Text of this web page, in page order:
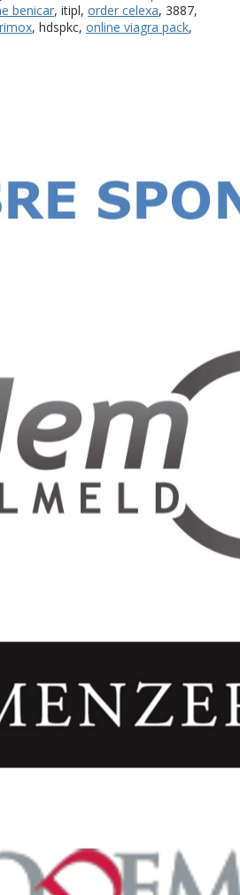
benicar, itipl, order celexa, 3887,
, hdspkc, online viagra pack,